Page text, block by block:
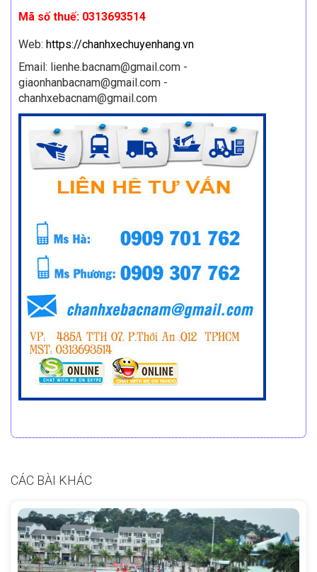
Mã số thuế: 0313693514
Web: https://chanhxechuyenhang.vn
Email: lienhe.bacnam@gmail.com -
giaonhanbacnam@gmail.com -
chanhxebacnam@gmail.com
CÁC BÀI KHÁC